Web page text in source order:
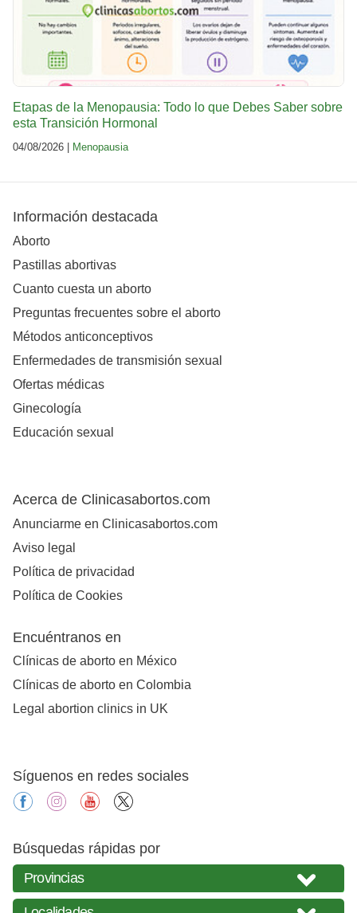
Etapas de la Menopausia: Todo lo que Debes Saber sobre
esta Transición Hormonal
04/08/2026 | Menopausia
Información destacada
Aborto
Pastillas abortivas
Cuanto cuesta un aborto
Preguntas frecuentes sobre el aborto
Métodos anticonceptivos
Enfermedades de transmisión sexual
Ofertas médicas
Ginecología
Educación sexual
Acerca de Clinicasabortos.com
Anunciarme en Clinicasabortos.com
Aviso legal
Política de privacidad
Política de Cookies
Encuéntranos en
Clínicas de aborto en México
Clínicas de aborto en Colombia
Legal abortion clinics in UK
Síguenos en redes sociales
facebookinstagramyoutube
Búsquedas rápidas por